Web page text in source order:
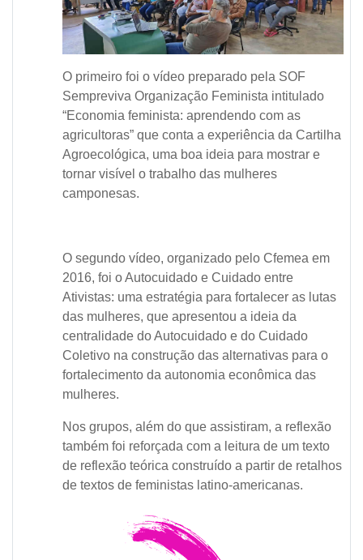
O primeiro foi o vídeo preparado pela SOF
Sempreviva Organização Feminista intitulado
“Economia feminista: aprendendo com as
agricultoras” que conta a experiência da Cartilha
Agroecológica, uma boa ideia para mostrar e
tornar visível o trabalho das mulheres
camponesas.
O segundo vídeo, organizado pelo Cfemea em
2016, foi o Autocuidado e Cuidado entre
Ativistas: uma estratégia para fortalecer as lutas
das mulheres, que apresentou a ideia da
centralidade do Autocuidado e do Cuidado
Coletivo na construção das alternativas para o
fortalecimento da autonomia econômica das
mulheres.
Nos grupos, além do que assistiram, a reflexão
também foi reforçada com a leitura de um texto
de reflexão teórica construído a partir de retalhos
de textos de feministas latino-americanas.